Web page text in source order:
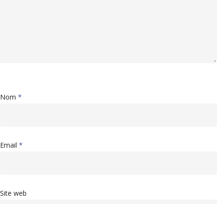
Nom *
Email *
Site web